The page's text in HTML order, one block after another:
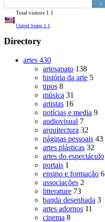
Total visitors 1 1
United States 1 1
Directory
artes 430
artesanato 138
história da arte 5
tipos 8
música 31
artistas 16
notícias e media 9
audiovisual 7
arquitectura 32
páginas pessoais 43
artes plásticas 32
artes do espectáculo
portais 1
ensino e formação 6
associações 2
litterature 73
banda desenhada 3
artes adornos 11
cinema 8